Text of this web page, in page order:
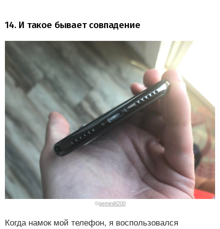
14. И такое бывает совпадение
©gemini8200
Когда намок мой телефон, я воспользовался